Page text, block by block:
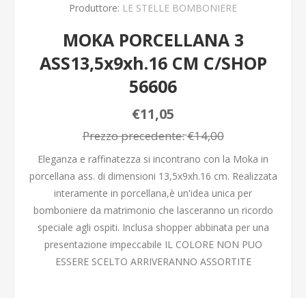
Produttore: LE STELLE BOMBONIERE
MOKA PORCELLANA 3
ASS13,5x9xh.16 CM C/SHOP
56606
€11,05
Prezzo precedente:€14,00
Eleganza e raffinatezza si incontrano con la Moka in
porcellana ass. di dimensioni 13,5x9xh.16 cm. Realizzata
interamente in porcellana,è un'idea unica per
bomboniere da matrimonio che lasceranno un ricordo
speciale agli ospiti. Inclusa shopper abbinata per una
presentazione impeccabile IL COLORE NON PUO
ESSERE SCELTO ARRIVERANNO ASSORTITE